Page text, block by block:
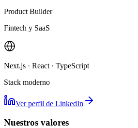
Product Builder
Fintech y SaaS
Next.js · React · TypeScript
Stack moderno
Ver perfil de LinkedIn
Nuestros valores